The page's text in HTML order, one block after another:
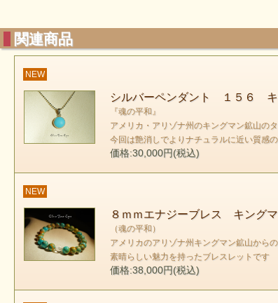
関連商品
NEW
シルバーペンダント １５６ キ
『魂の平和』
アメリカ・アリゾナ州のキングマン鉱山の
今回は艶消しでよりナチュラルに近い質感
価格:30,000円(税込)
NEW
８ｍｍエナジーブレス キング
（魂の平和）
アメリカのアリゾナ州キングマン鉱山から
素晴らしい魅力を持ったブレスレットです
価格:38,000円(税込)